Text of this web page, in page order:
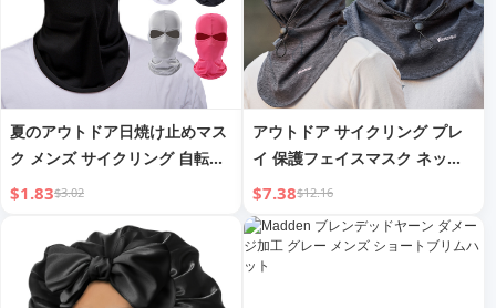
夏のアウトドア日焼け止めマス
ク メンズ サイクリング 自転車
バイク ダブルホールヘッドギア
$1.83$3.02
アウトドア サイクリング プレ
イ 保護フェイスマスク ネック
ガード 日焼け止め 暖かい 防塵
メンズ カジュアル シンプル 万
能マスクハット
$7.38$12.16